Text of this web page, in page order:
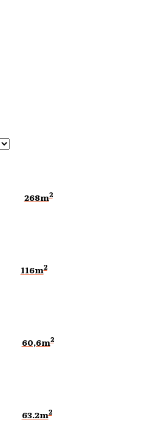
268m2
116m2
60,6m2
63.2m2